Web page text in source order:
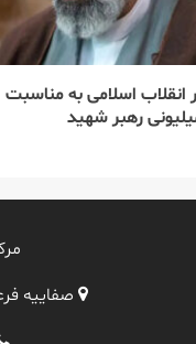
انقلاب اسلامی به مناسبت
رهبر شهید
صفاییه فرعی ۲۲ ، بن بست